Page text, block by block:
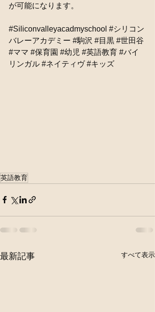
が可能になります。
‪#‎Siliconvalleyacadmyschool‬ ‪#‎シリコン
バレーアカデミー‬ ‪#‎駒沢‬ ‪#‎目黒‬ ‪#‎世田谷‬‪
#‎ママ‬ ‪#‎保育園‬ ‪#‎幼児‬ ‪#‎英語教育‬ ‪#‎バイ
リンガル‬ ‪#‎ネイティヴ‬ ‪#‎キッズ‬
英語教育
最新記事 すべて表示